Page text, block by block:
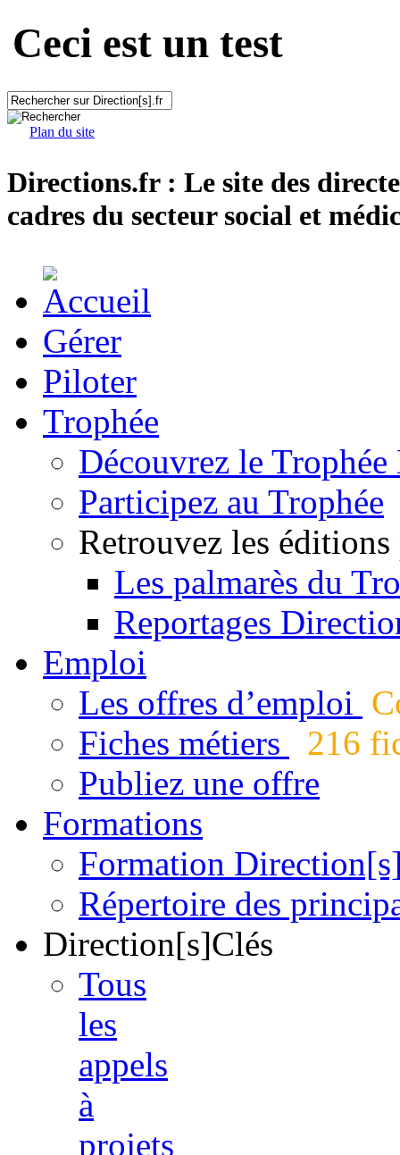
Ceci est un test
Plan du site
Directions.fr : Le site des
cadres du secteur social et
Gérer
Piloter
Trophée
Découvrez le
Participez au Trophée
Retrouvez les éditions
Les palmarès du
Reportages
Emploi
Les offres d’emploi
Fiches métiers
216
Publiez une offre
Formations
Formation
Répertoire des
Direction[s]Clés
Tous
les
appels
à
projets